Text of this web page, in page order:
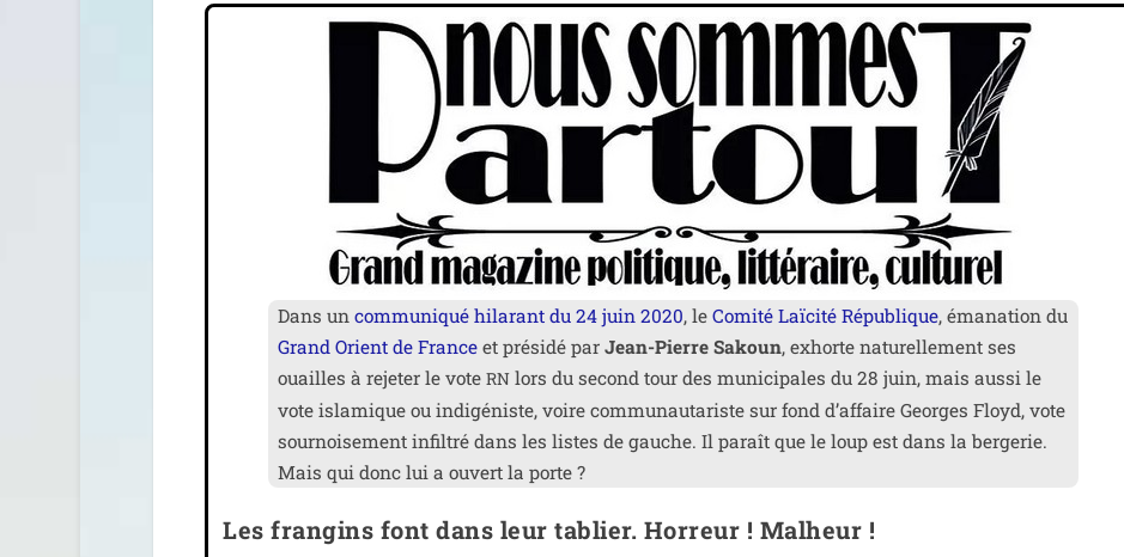
Dans un com­mu­ni­qué hila­rant du 24 juin 2020, le Comité Laïcité République, éma­na­tion du
Grand Orient de Franceet pré­si­dé par Jean-Pierre Sakoun, exhorte natu­rel­le­ment ses
ouailles à reje­ter le vote RNlors du second tour des muni­ci­pales du 28 juin, mais aus­si le
vote isla­mique ou indi­gé­niste, voire com­mu­nau­ta­riste sur fond d’affaire Georges Floyd, vote
sour­noi­se­ment infil­tré dans les listes de gauche. Il paraît que le loup est dans la ber­ge­rie.
Mais qui donc lui a ouvert la porte ?
Les frangins font dans leur tablier. Horreur ! Malheur !